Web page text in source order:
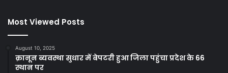
Most Viewed Posts
August 10, 2025
क़ानून ब्यवस्था सुधार में बेपटरी हुआ जिला पहुंचा प्रदेश के 66
स्थान पर